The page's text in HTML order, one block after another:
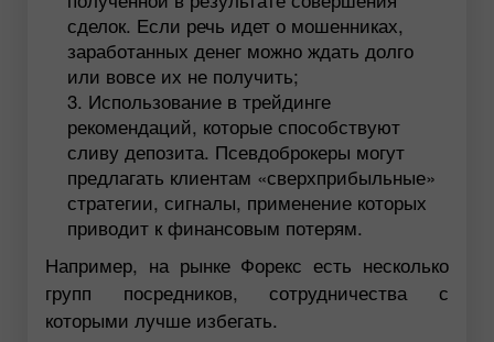
сделок. Если речь идет о мошенниках,
заработанных денег можно ждать долго
или вовсе их не получить;
Использование в трейдинге
рекомендаций, которые способствуют
сливу депозита. Псевдоброкеры могут
предлагать клиентам «сверхприбыльные»
стратегии, сигналы, применение которых
приводит к финансовым потерям.
Например, на рынке Форекс есть несколько
групп посредников, сотрудничества с
которыми лучше избегать.